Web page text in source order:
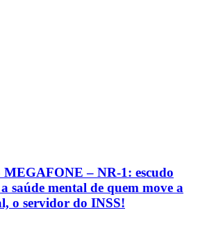
MEGAFONE – NR-1: escudo
saúde mental de quem move a
o servidor do INSS!